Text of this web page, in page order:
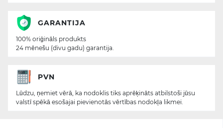
GARANTIJA
100% oriģināls produkts
24 mēnešu (divu gadu) garantija.
PVN
Lūdzu, ņemiet vērā, ka nodoklis tiks aprēķināts atbilstoši jūsu
valstī spēkā esošajai pievienotās vērtības nodokļa likmei.